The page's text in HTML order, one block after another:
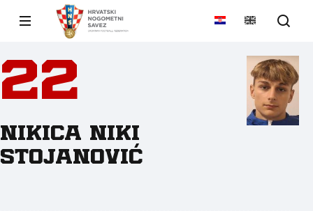
22
Nikica Niki
Stojanović